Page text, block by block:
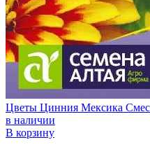
Цветы Цинния Мексика
в наличии
В корзину